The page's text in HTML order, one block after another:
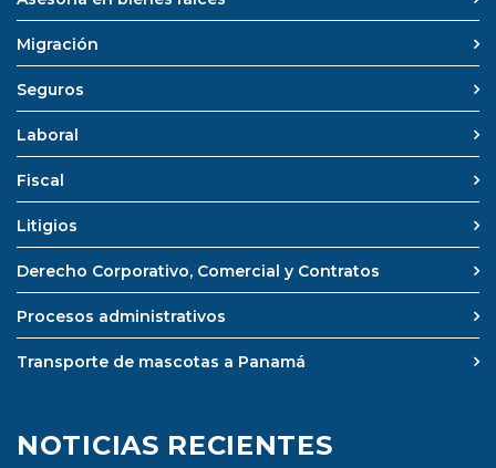
Migración
Seguros
Laboral
Fiscal
Litigios
Derecho Corporativo, Comercial y Contratos
Procesos administrativos
Transporte de mascotas a Panamá
NOTICIAS RECIENTES